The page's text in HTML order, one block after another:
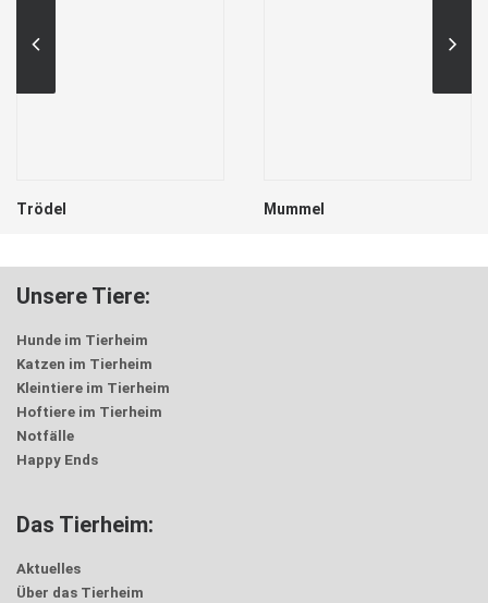
Trödel Mummel
Unsere Tiere:
Hunde im Tierheim
Katzen im Tierheim
Kleintiere im Tierheim
Hoftiere im Tierheim
Notfälle
Happy Ends
Das Tierheim:
Aktuelles
Über das Tierheim